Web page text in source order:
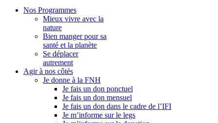
Nos Programmes
Mieux vivre avec la
nature
Bien manger pour sa
santé et la planète
Se déplacer
autrement
Agir à nos côtés
Je donne à la FNH
Je fais un don ponctuel
Je fais un don mensuel
Je fais un don dans le cadre de l’IFI
Je m’informe sur le legs